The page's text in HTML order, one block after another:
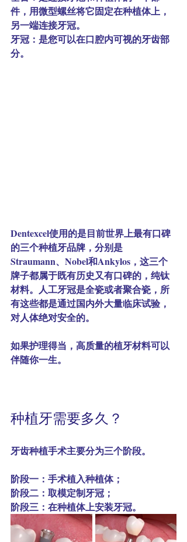
件，用微型螺丝将它固定在种植体上，
另一端连接牙冠。
牙冠：是您可以在口腔内可视的牙齿部
分。
Dentexcel使用的是目前世界上最有口碑
的三个种植牙品牌，分别是
Straumann、Nobel和Ankylos，这三个
牌子都属于既有历史又有口碑的，纯钛
材料。人工牙冠是全瓷或者聚合瓷，所
有这些都是通过国内外大量临床试验，
对人体绝对安全的。
如果护理得当，高质量的植牙材料可以
伴随你一生。
种植牙需要多久？
牙齿种植手术主要分为三个阶段。
阶段一：手术植入种植体；
阶段二：取模定制牙冠；
阶段三：在种植体上安装牙冠。